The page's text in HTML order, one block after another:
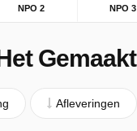
NPO 2 NPO 3
Gemaakt
Afleveringen